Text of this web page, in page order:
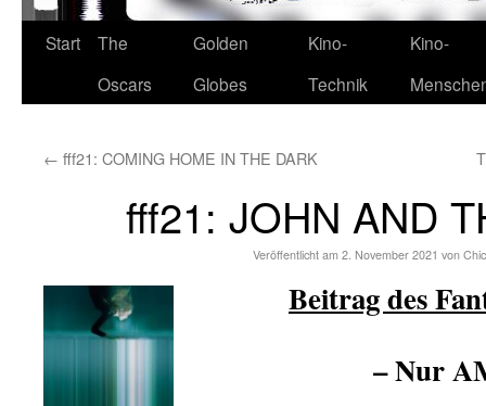
Start
The
Oscars
Golden
Globes
Kino-
Technik
Kino-
← fff21: COMING HOME IN THE DARK
fff21: JOHN AND
Veröffentlicht am 2. November 2021 von
Beitrag des
– Nur